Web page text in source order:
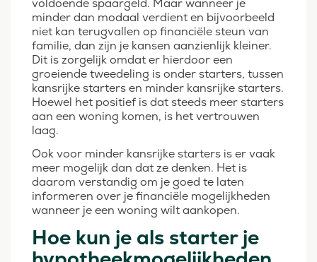
voldoende spaargeld. Maar wanneer je
minder dan modaal verdient en bijvoorbeeld
niet kan terugvallen op financiële steun van
familie, dan zijn je kansen aanzienlijk kleiner.
Dit is zorgelijk omdat er hierdoor een
groeiende tweedeling is onder starters, tussen
kansrijke starters en minder kansrijke starters.
Hoewel het positief is dat steeds meer starters
aan een woning komen, is het vertrouwen
laag.
Ook voor minder kansrijke starters is er vaak
meer mogelijk dan dat ze denken. Het is
daarom verstandig om je goed te laten
informeren over je financiële mogelijkheden
wanneer je een woning wilt aankopen.
Hoe kun je als starter je